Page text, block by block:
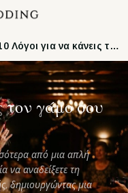
10 Λόγοι για να κάνεις τον γάμο σου τον χειμώνα
τον γάμο σου
από μια απλή
να αναδείξετε τη
δημιουργώντας μια